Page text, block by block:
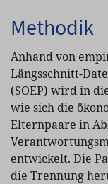
Methodik
Anhand von
Längsschnitt-
(SOEP) wird in
wie sich die
Elternpaare in
entwickelt. Die
die Trennung